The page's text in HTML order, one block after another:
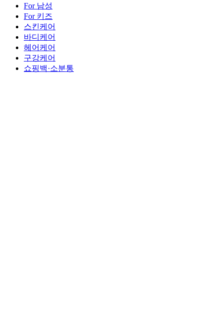
For 남성
For 키즈
스킨케어
바디케어
헤어케어
구강케어
쇼핑백·소분통